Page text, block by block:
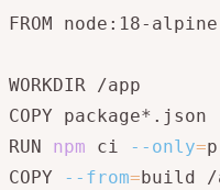
FROM node:18-
WORKDIR /app
COPY
RUN npm ci --only=
COPY
--from=build /